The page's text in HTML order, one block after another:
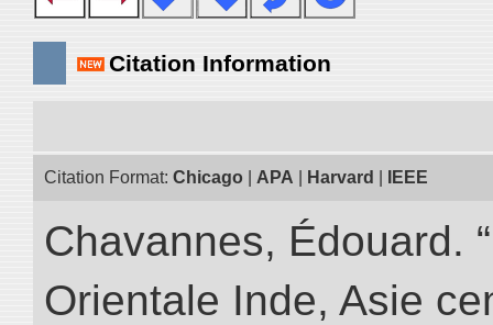
Citation Information
Citation Format: Chicago APA Harvard IEEE
Chavannes, Édouard.
Orientale Inde, Asie